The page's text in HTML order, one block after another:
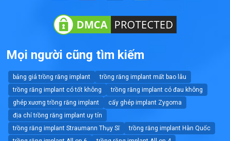
Mọi người cũng tìm kiếm
bảng giá trồng răng implant
trồng răng implant mất bao lâu
trồng răng implant có tốt không
trồng răng implant có đau không
ghép xương trồng răng implant
cấy ghép implant Zygoma
địa chỉ trồng răng implant uy tín
trồng răng implant Straumann Thụy Sĩ
trồng răng implant Hàn Quốc